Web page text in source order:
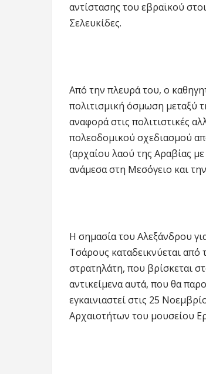
αντίστασης του εβραϊκού
Σελευκίδες.
Από την πλευρά του, ο
πολιτισμική όσμωση μεταξύ
αναφορά στις πολιτιστικές
πολεοδομικού σχεδιασμού
(αρχαίου λαού της Αραβίας
ανάμεσα στη Μεσόγειο και
Η σημασία του Αλεξάνδρου
Τσάρους καταδεικνύεται
στρατηλάτη, που βρίσκεται
αντικείμενα αυτά, που θα
εγκαινιαστεί στις 25
Αρχαιοτήτων του μουσείου